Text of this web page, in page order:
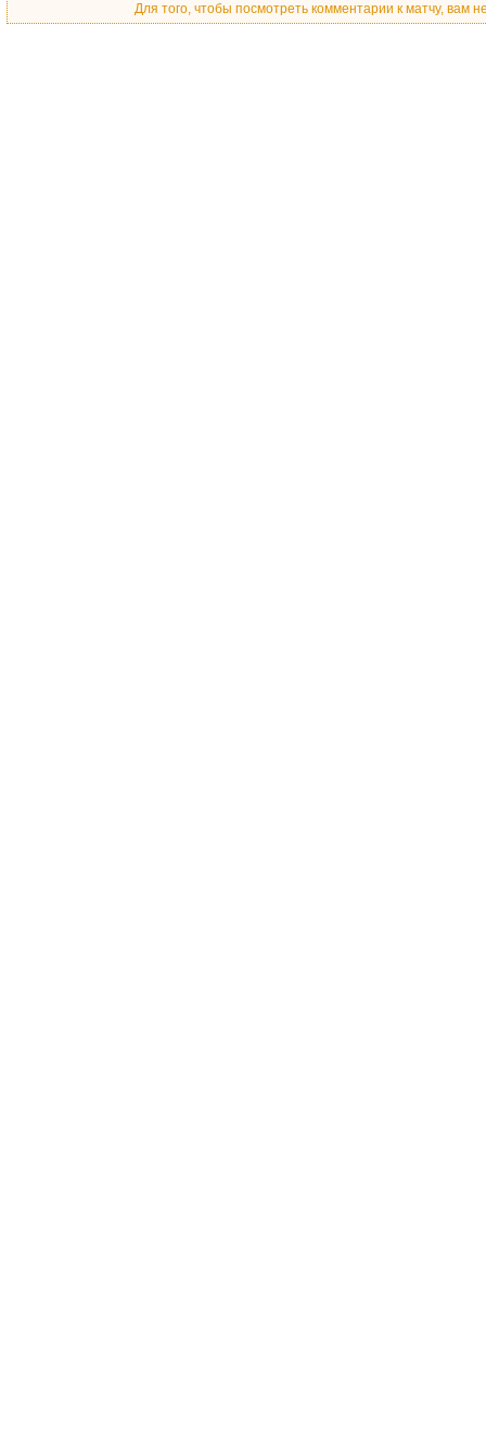
Для того, чтобы посмотреть комментарии к матчу, вам